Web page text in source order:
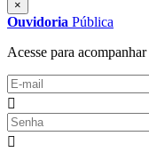
×
Ouvidoria Pública
Acesse para